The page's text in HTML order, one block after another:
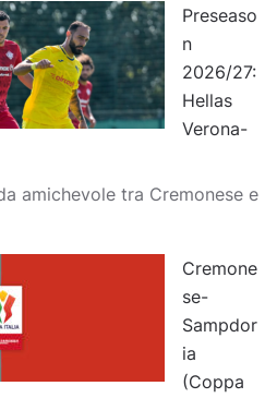
Preseaso
n
2026/27:
Hellas
Verona-
amichevole tra Cremonese e
Cremone
se-
Sampdor
ia
(Coppa